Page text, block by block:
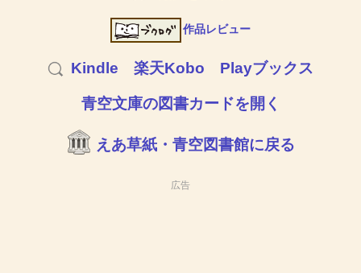
作品レビュー
Kindle 楽天Kobo Playブックス
青空文庫の図書カードを開く
えあ草紙・青空図書館に戻る
広告